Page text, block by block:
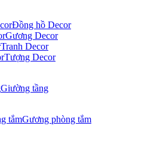
Đồng hồ Decor
Gương Decor
Tranh Decor
Tượng Decor
Giường tầng
Gương phòng tắm